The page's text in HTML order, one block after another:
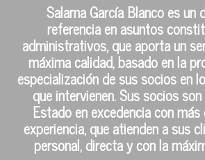
Salama García Blanco es un
referencia en asuntos
administrativos, que aporta un
máxima calidad, basado en la
especialización de sus socios en
que intervienen. Sus socios
Estado en excedencia con
experiencia, que atienden a sus
personal, directa y con la